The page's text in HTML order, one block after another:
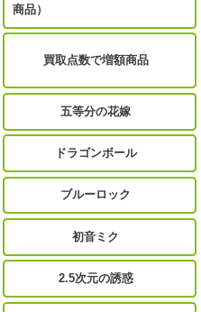
商品）
買取点数で増額商品
五等分の花嫁
ドラゴンボール
ブルーロック
初音ミク
2.5次元の誘惑